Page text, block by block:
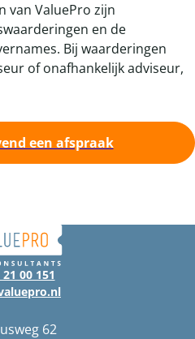
van ValuePro zijn
en de
Bij waarderingen
of onafhankelijk adviseur,
een afspraak
21 00 151
62